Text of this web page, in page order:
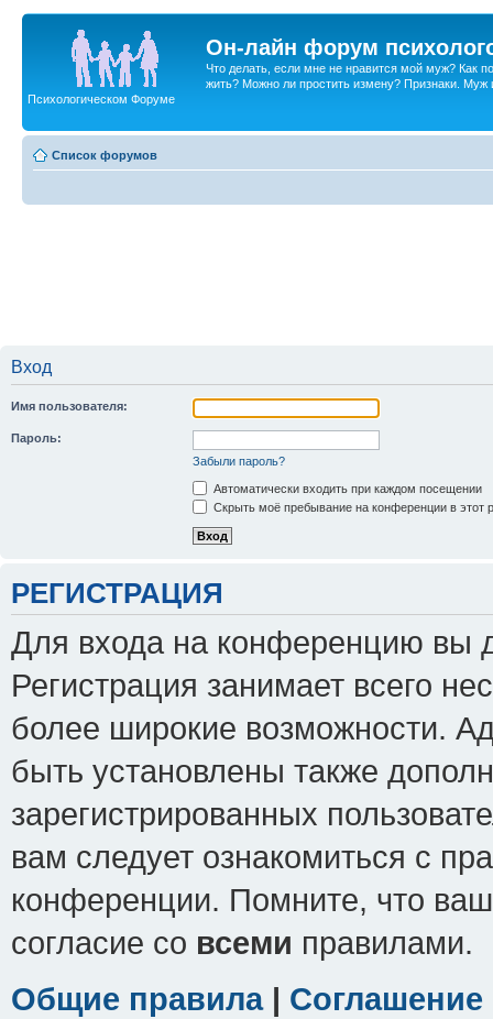
Он-лайн форум
Что делать, если мне не нравится мой муж? Как
жить? Можно ли простить измену? Признаки. Муж
Психологическом Форуме
Список форумов
Вход
Имя пользователя:
Пароль:
Забыли пароль?
Автоматически входить при каждом посещении
Скрыть моё пребывание на конференции в этот
РЕГИСТРАЦИЯ
Для входа на конференцию вы
Регистрация занимает всего
более широкие возможности.
быть установлены также
зарегистрированных
вам следует ознакомиться с
конференции. Помните, что
согласие со всеми правилами.
Общие правила|